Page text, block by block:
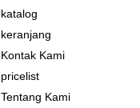
katalog
keranjang
Kontak Kami
pricelist
Tentang Kami